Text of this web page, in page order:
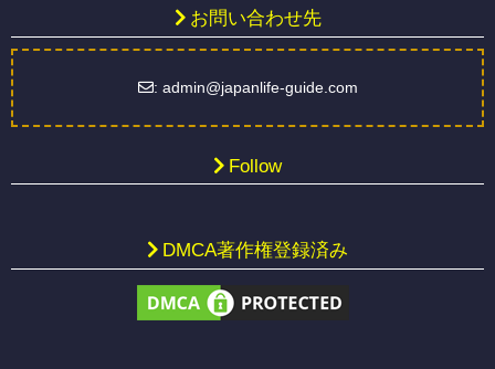
お問い合わせ先
: admin@japanlife-guide.com
Follow
DMCA著作権登録済み